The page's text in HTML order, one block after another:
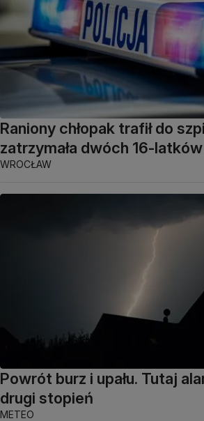
Raniony chłopak trafił do
zatrzymała dwóch 16-latków
WROCŁAW
Powrót burz i upału. Tutaj
drugi stopień
METEO